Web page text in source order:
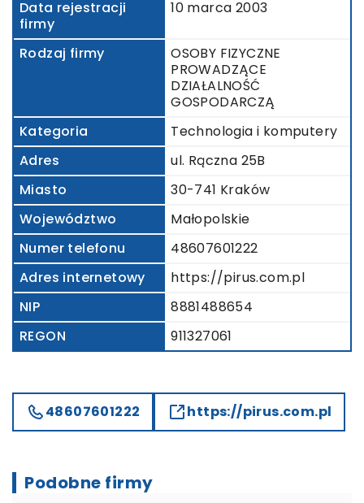
Data rejestracji
firmy
10 marca 2003
Rodzaj firmy
OSOBY FIZYCZNE
PROWADZĄCE
DZIAŁALNOŚĆ
GOSPODARCZĄ
Kategoria
Technologia i komputery
Adres
ul. Rączna 25B
Miasto
30-741 Kraków
Województwo
Małopolskie
Numer telefonu
48607601222
Adres internetowy
https://pirus.com.pl
NIP
8881488654
REGON
911327061
48607601222 https://pirus.com.pl
Podobne firmy